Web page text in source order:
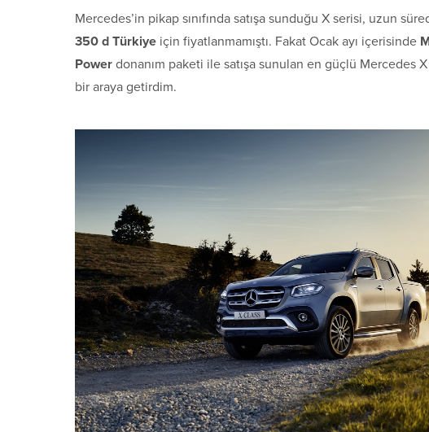
Mercedes’in pikap sınıfında satışa sunduğu X serisi, uzun
350 d Türkiye için fiyatlanmamıştı. Fakat Ocak ayı içerisinde
Power donanım paketi ile satışa sunulan en güçlü
bir araya getirdim.